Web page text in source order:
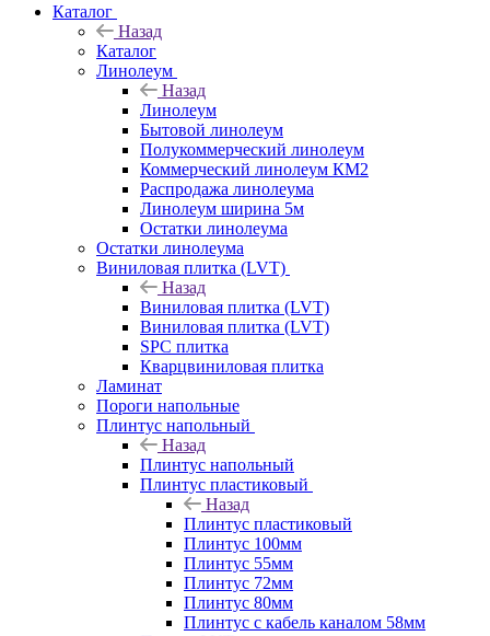
Каталог
Назад
Каталог
Линолеум
Назад
Линолеум
Бытовой линолеум
Полукоммерческий линолеум
Коммерческий линолеум КМ2
Распродажа линолеума
Линолеум ширина 5м
Остатки линолеума
Остатки линолеума
Виниловая плитка (LVT)
Назад
Виниловая плитка (LVT)
Виниловая плитка (LVT)
SPC плитка
Кварцвиниловая плитка
Ламинат
Пороги напольные
Плинтус напольный
Назад
Плинтус напольный
Плинтус пластиковый
Назад
Плинтус пластиковый
Плинтус 100мм
Плинтус 55мм
Плинтус 72мм
Плинтус 80мм
Плинтус с кабель каналом 58мм